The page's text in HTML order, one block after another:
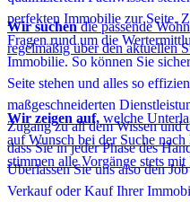
Wir suchendie passende
regelmäßig über den aktuellen
Wir zeigen auf, welche
auf Wunsch bei der Suche
stimmen alle Vorgänge stets mit